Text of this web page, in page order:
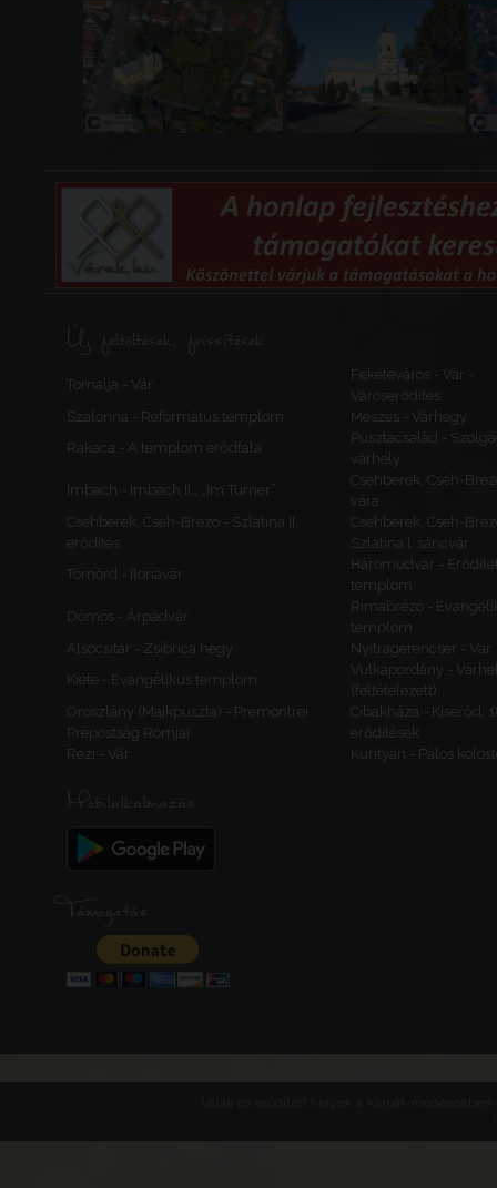
Új feltöltések, frissítések
Tornalja - Vár
Feketeváros - Vár -
Városerődítés
Szalonna - Református templom
Meszes - Várhegy
Rakaca - A templom erődfala
Pusztacsalád -
várhely
Imbach - Imbach II., „Im Turner”
Csehberek, Cseh-
vára
Csehberek, Cseh-Brézó - Szlatina II.
erődítés
Csehberek, Cseh-
Szlatina I. sáncvár
Tömörd - Ilonavár
Háromudvar -
templom
Dömös - Árpádvár
Rimabrézó -
templom
Alsócsitár - Zsibrica hegy
Nyitragerencsér - Vár
Kiéte - Evangélikus templom
Vulkapordány -
(feltételezett)
Oroszlány (Majkpuszta) - Premontrei
Prépostság Romjai
Cibakháza - Kiserőd,
erődítések
Rezi - Vár
Kurityán - Pálos
Mobilalkalmazás
Támogatás